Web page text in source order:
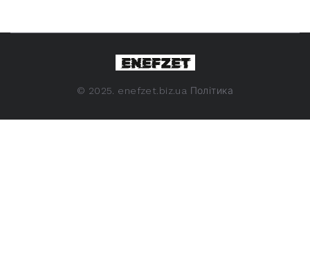
© 2025. enefzet.biz.ua Політика